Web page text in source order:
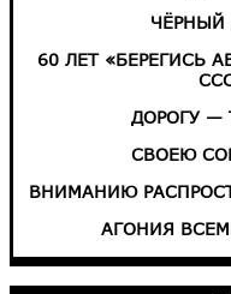
ЧЁРНЫЙ
60 ЛЕТ «БЕРЕГИСЬ
ДОРОГУ —
СВОЕЮ
ВНИМАНИЮ
АГОНИЯ